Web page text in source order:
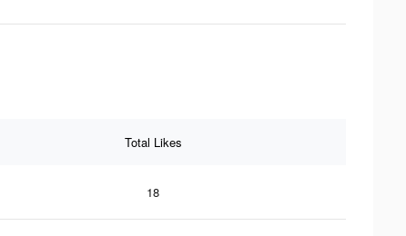
Total Likes
18